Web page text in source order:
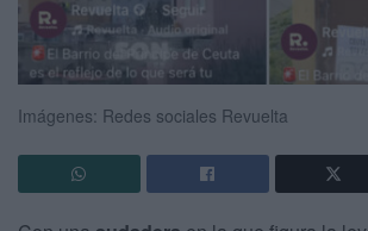
Imágenes: Redes sociales Revuelta